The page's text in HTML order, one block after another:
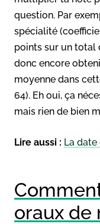
question. Par
spécialité
points sur un total
donc encore
moyenne dans
64). Eh oui, ça
mais rien de bien
Lire aussi : La
oraux de